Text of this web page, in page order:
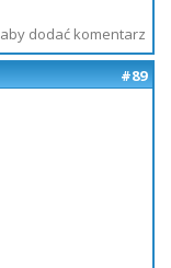
aby dodać komentarz
#89